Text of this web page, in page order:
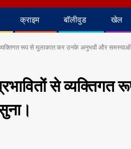
क्राइम बॉलीवुड खेल
व्यक्तिगत रूप से मुलाकात कर उनके अनुभवों और
से